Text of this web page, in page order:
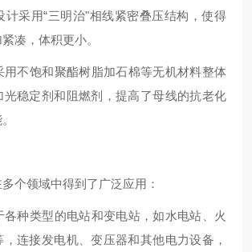
计采用“三明治"相线紧密叠压结构，使得
凑，体积更小‌。
用不饱和聚酯树脂加石棉等无机材料整体
光稳定剂和阻燃剂，提高了母线的抗老化
个领域中得到了广泛应用：
各种类型的电站和变电站，如水电站、火
连接发电机、变压器和其他电力设备，